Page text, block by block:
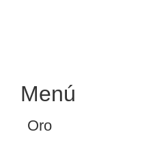
Menú
Oro